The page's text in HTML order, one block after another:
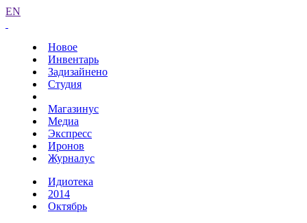
EN
Новое
Инвентарь
Задизайнено
Студия
Магазинус
Медиа
Экспресс
Иронов
Журналус
Идиотека
2014
Октябрь